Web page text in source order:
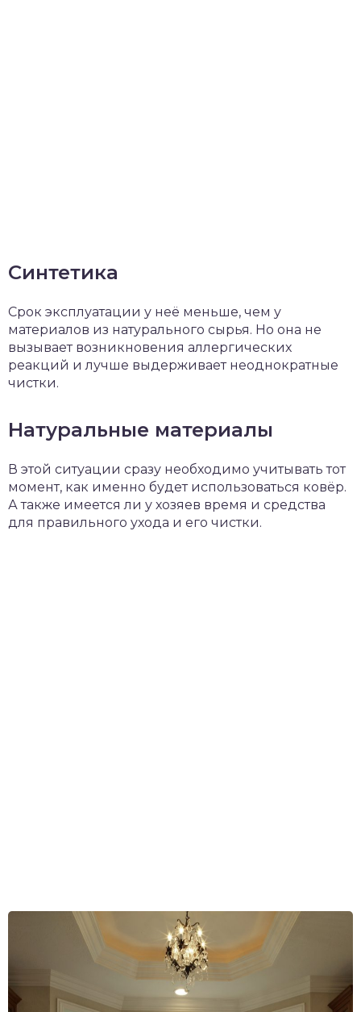
Синтетика
Срок эксплуатации у неё меньше, чем у
материалов из натурального сырья. Но она не
вызывает возникновения аллергических
реакций и лучше выдерживает неоднократные
чистки.
Натуральные материалы
В этой ситуации сразу необходимо учитывать тот
момент, как именно будет использоваться ковёр.
А также имеется ли у хозяев время и средства
для правильного ухода и его чистки.